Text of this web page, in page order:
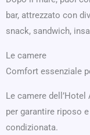
bar, attrezzato con
snack, sandwich,
Le camere
Comfort essenziale
Le camere
per garantire riposo
condizionata.